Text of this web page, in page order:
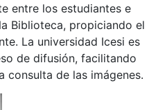
entre los estudiantes e
Biblioteca, propiciando el
La universidad Icesi es
de difusión, facilitando
consulta de las imágenes.